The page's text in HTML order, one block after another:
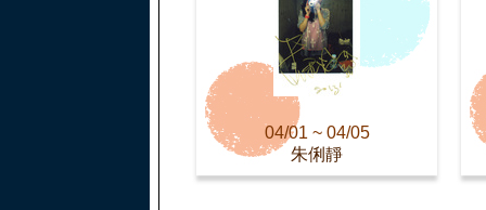
04/01 ~ 04/05
朱俐靜